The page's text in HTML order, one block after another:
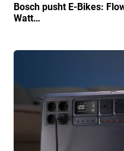
Bosch pusht E-Bikes:
Watt…